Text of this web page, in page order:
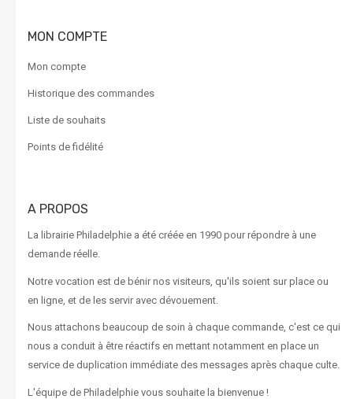
MON COMPTE
Mon compte
Historique des commandes
Liste de souhaits
Points de fidélité
A PROPOS
La librairie Philadelphie a été créée en 1990 pour répondre à une
demande réelle.
Notre vocation est de bénir nos visiteurs, qu'ils soient sur place ou
en ligne, et de les servir avec dévouement.
Nous attachons beaucoup de soin à chaque commande, c'est ce qui
nous a conduit à être réactifs en mettant notamment en place un
service de duplication immédiate des messages après chaque culte.
L'équipe de Philadelphie vous souhaite la bienvenue !